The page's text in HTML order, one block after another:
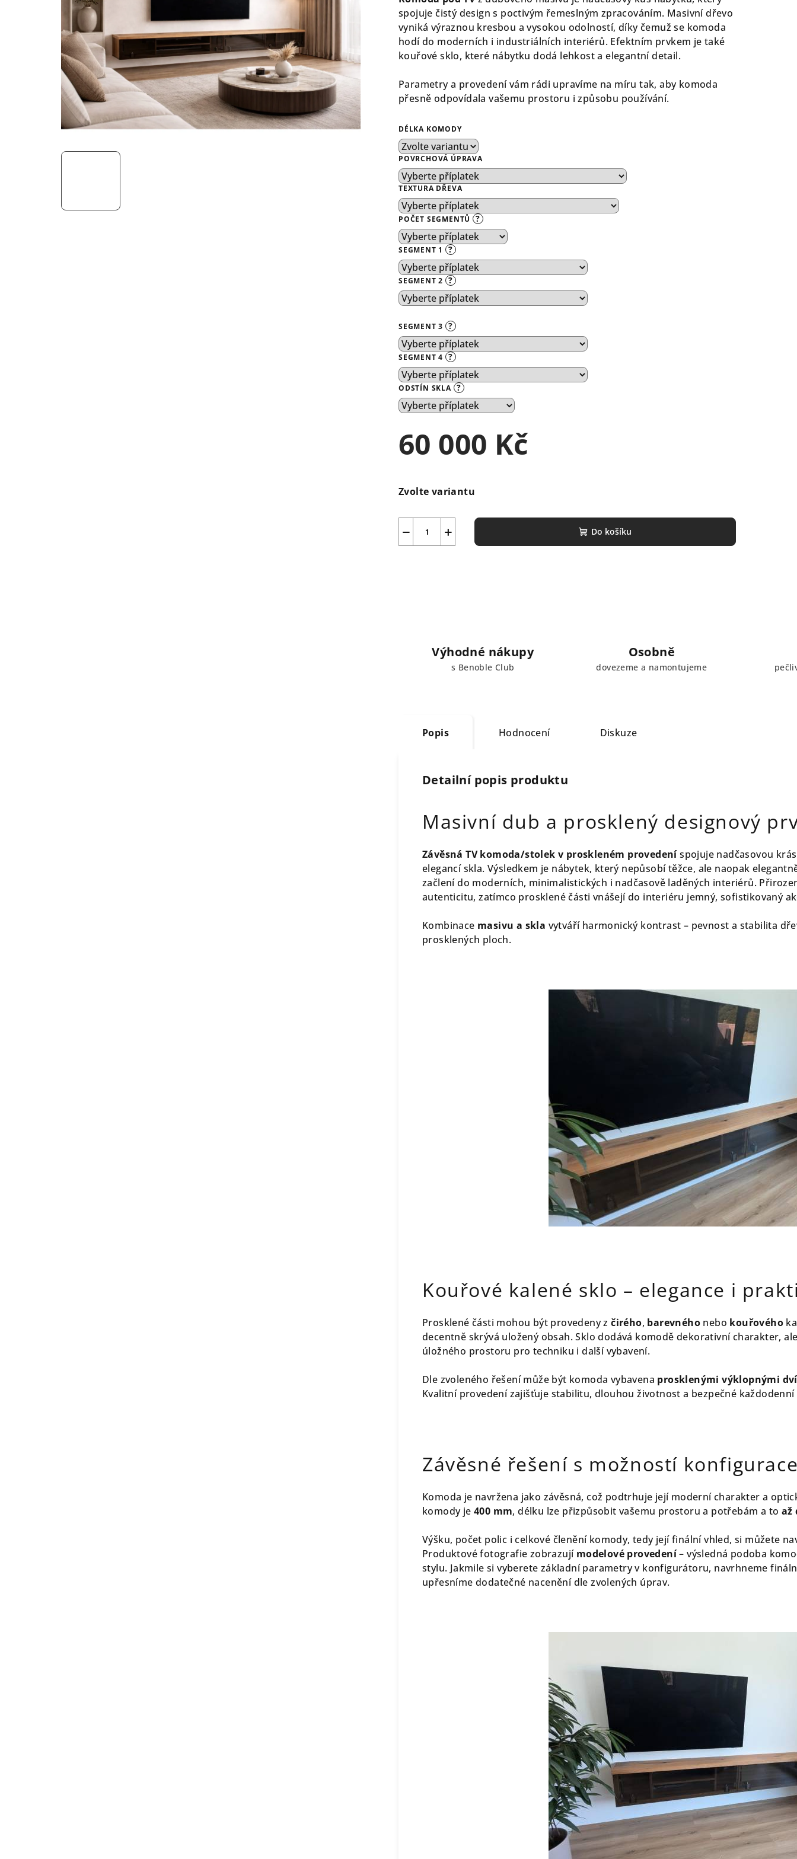
0,0
z
5
spojuje čistý design s poctivým řemeslným zpracováním. Masivní dřevo
vyniká výraznou kresbou a vysokou odolností, díky čemuž se komoda
hodí do moderních i industriálních interiérů. Efektním prvkem je také
kouřové sklo, které nábytku dodá lehkost a elegantní detail.
Parametry a provedení vám rádi upravíme na míru tak, aby komoda
přesně odpovídala vašemu prostoru i způsobu používání.
DÉLKA KOMODY
POVRCHOVÁ ÚPRAVA
TEXTURA DŘEVA
POČET SEGMENTŮ ?
SEGMENT 1 ?
SEGMENT 2 ?
SEGMENT 3 ?
SEGMENT 4 ?
ODSTÍN SKLA ?
60 000 Kč
cena:
Zvolte variantu
+
− Do košíku
Výhodné nákupy
s Benoble Club
Osobně
dovezeme a namontujeme
Popis Hodnocení Diskuze
Detailní popis produktu
Masivní dub a prosklený designový
Závěsná TV komoda/stolek v proskleném provedeníspojuje nadčasovou
elegancí skla. Výsledkem je nábytek, který nepůsobí těžce, ale naopak
začlení do moderních, minimalistických i nadčasově laděných interiérů.
autenticitu, zatímco prosklené části vnášejí do interiéru jemný, sofistikovaný
Kombinace masivu a skla vytváří harmonický kontrast – pevnost a stabilita
prosklených ploch.
Kouřové kalené sklo – elegance i
Prosklené části mohou být provedeny zčirého, barevného nebo kouřového
decentně skrývá uložený obsah. Sklo dodává komodě dekorativní charakter,
úložného prostoru pro techniku i další vybavení.
Dle zvoleného řešení může být komoda vybavena prosklenými výklopnými
Kvalitní provedení zajišťuje stabilitu, dlouhou životnost a bezpečné
Závěsné řešení s možností
Komoda je navržena jako závěsná, což podtrhuje její moderní charakter a
komody je400 mm, délku lze přizpůsobit vašemu prostoru a potřebám a to až
Výšku, počet polic i celkové členění komody, tedy její finální vhled, si můžete
Produktové fotografie zobrazují modelové provedení– výsledná podoba
stylu. Jakmile si vyberete základní parametry v konfigurátoru, navrhneme
upřesníme dodatečné nacenění dle zvolených úprav.